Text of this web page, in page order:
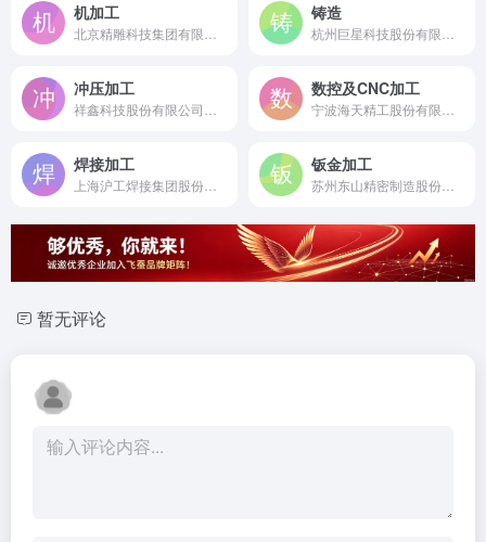
机加工 铸造
冲压加工 数控及CNC加工
焊接加工 钣金加工
暂无评论